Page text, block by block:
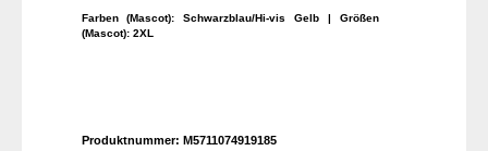
Farben (Mascot): Schwarzblau/Hi-vis Gelb | Größen
(Mascot): 2XL
Produktnummer: M5711074919185